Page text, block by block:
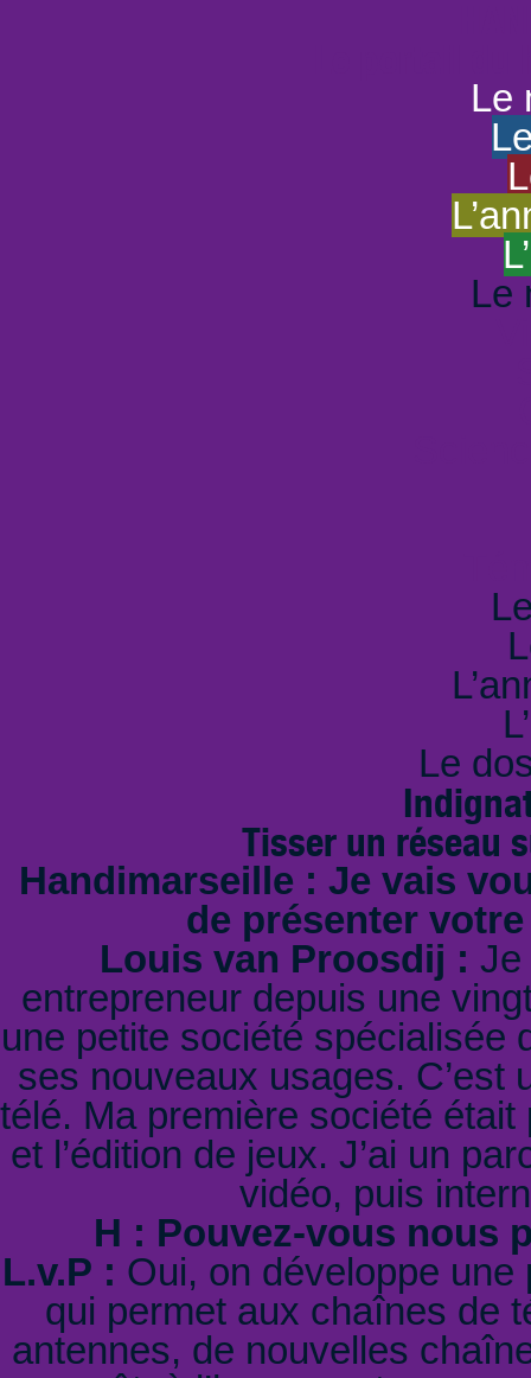
Le
Le
Le
Tisser un réseau
Handimarseille : Je vais
de présenter
Louis van Proosdij : Je
entrepreneur depuis une
une petite société spécialisée
ses nouveaux usages. C’est
télé. Ma première société
et l’édition de jeux. J’ai un
vidéo, puis
H : Pouvez-vous nous
L.v.P : Oui, on développe
qui permet aux chaînes de
antennes, de nouvelles